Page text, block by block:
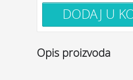
Opis proizvoda